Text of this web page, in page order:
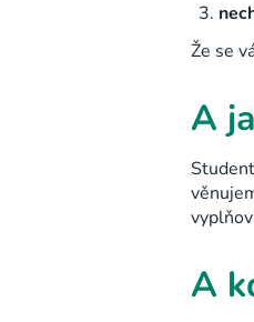
Že se
A
A